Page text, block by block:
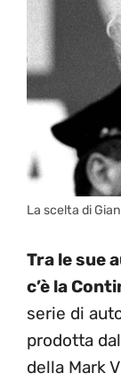
La scelta di
Tra le sue
c’è la
serie di
prodotta
della Mark